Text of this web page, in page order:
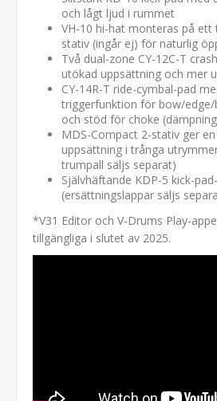
och lågt ljud i rummet
VH-10 hi-hat monteras på
stativ (ingår ej) för naturlig
Två dual-zone CY-12C-T
utökad uppsättning och mer
CY-14R-T ride-cymbal-pad
triggerfunktion för bow/
och stöd för choke
MDS-Compact 2-stativ ger
uppsättning i trånga
trumpall säljs separat)
Självhäftande KDP-5 kick-
(ersättningslappar säljs
*V31 Editor och V-Drums Play-
tillgängliga i slutet av 2025.